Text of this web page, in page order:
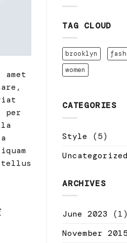
per
tellus
TAG CLOUD
brooklyn
women
CATEGORIES
Style (5)
Uncategorized
ARCHIVES
June 2023 (1)
November 2015